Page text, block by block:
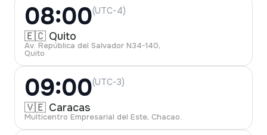
08:00(UTC-4)
🇪🇨 Quito
Av. República del Salvador N34-140,
Quito
09:00(UTC-3)
🇻🇪 Caracas
Multicentro Empresarial del Este, Chacao.